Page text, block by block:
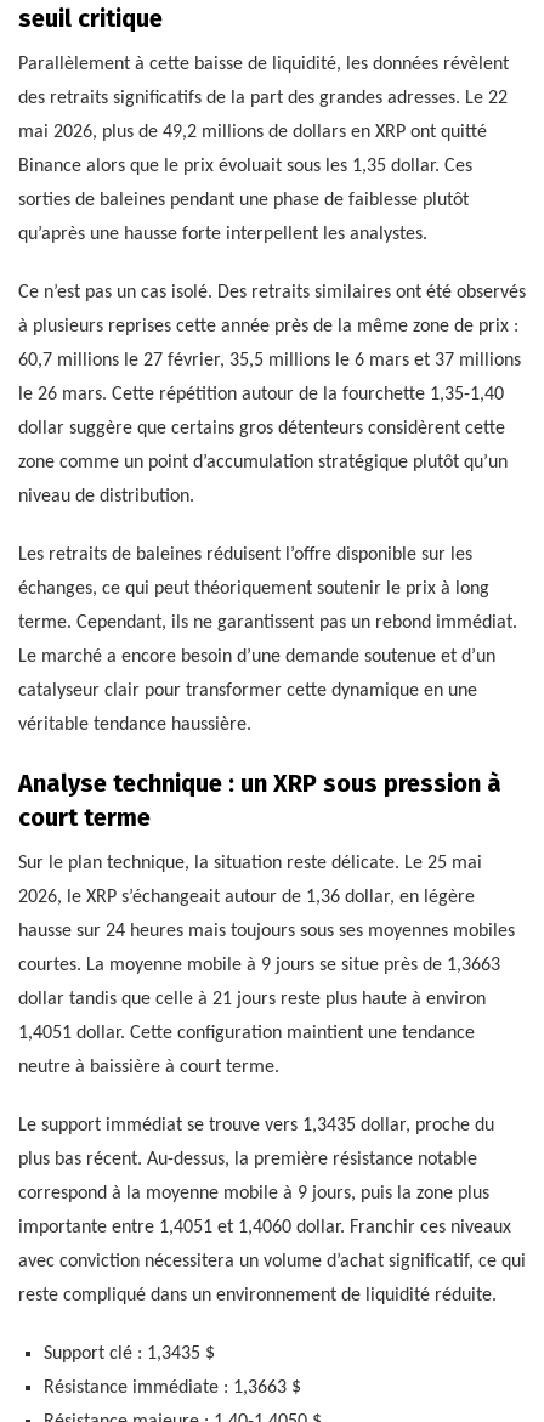
seuil critique
Parallèlement à cette baisse de liquidité, les données révèlent
des retraits significatifs de la part des grandes adresses. Le 22
mai 2026, plus de 49,2 millions de dollars en XRP ont quitté
Binance alors que le prix évoluait sous les 1,35 dollar. Ces
sorties de baleines pendant une phase de faiblesse plutôt
qu’après une hausse forte interpellent les analystes.
Ce n’est pas un cas isolé. Des retraits similaires ont été observés
à plusieurs reprises cette année près de la même zone de prix :
60,7 millions le 27 février, 35,5 millions le 6 mars et 37 millions
le 26 mars. Cette répétition autour de la fourchette 1,35-1,40
dollar suggère que certains gros détenteurs considèrent cette
zone comme un point d’accumulation stratégique plutôt qu’un
niveau de distribution.
Les retraits de baleines réduisent l’offre disponible sur les
échanges, ce qui peut théoriquement soutenir le prix à long
terme. Cependant, ils ne garantissent pas un rebond immédiat.
Le marché a encore besoin d’une demande soutenue et d’un
catalyseur clair pour transformer cette dynamique en une
véritable tendance haussière.
Analyse technique : un XRP sous pression à
court terme
Sur le plan technique, la situation reste délicate. Le 25 mai
2026, le XRP s’échangeait autour de 1,36 dollar, en légère
hausse sur 24 heures mais toujours sous ses moyennes mobiles
courtes. La moyenne mobile à 9 jours se situe près de 1,3663
dollar tandis que celle à 21 jours reste plus haute à environ
1,4051 dollar. Cette configuration maintient une tendance
neutre à baissière à court terme.
Le support immédiat se trouve vers 1,3435 dollar, proche du
plus bas récent. Au-dessus, la première résistance notable
correspond à la moyenne mobile à 9 jours, puis la zone plus
importante entre 1,4051 et 1,4060 dollar. Franchir ces niveaux
avec conviction nécessitera un volume d’achat significatif, ce qui
reste compliqué dans un environnement de liquidité réduite.
Support clé : 1,3435 $
Résistance immédiate : 1,3663 $